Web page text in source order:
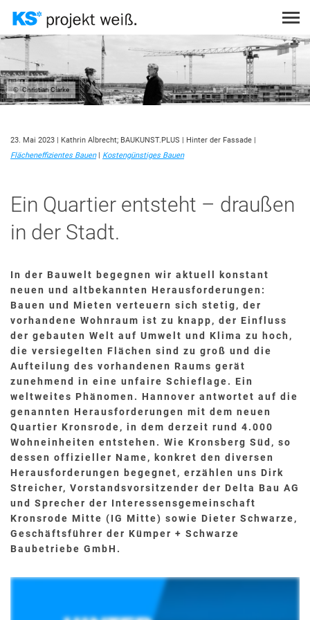
zum
Inhalt
THEMEN
Themen
STÄDTEBAULICHE GEGEBENHEITEN
STATIK
NUTZUNGSKONZEPTE
SCHALLSCHUTZ
BRANDSCHUTZ
KOSTENGÜNSTIGES BAUEN
DEMOGRAFISCHE GEGEBENHEITEN
FLÄCHENEFFIZIENTES BAUEN
RAUMKLIMA
SERIELLES BAUEN
NACHHALTIGES BAUEN
ENERGIEEFFIZIENTES BAUEN
BAUEN IM BESTAND
Ähnliche Artikel
PODCAST
Suche
SUCHEN
Christian Clarke
23. Mai 2023 | Kathrin Albrecht; BAUKUNST.PLUS | Hinter der Fassade |
Flächeneffizientes Bauen| Kostengünstiges Bauen
Ein Quartier entsteht – draußen
in der Stadt.
In der Bauwelt begegnen wir aktuell konstant
neuen und altbekannten Herausforderungen:
Bauen und Mieten verteuern sich stetig, der
vorhandene Wohnraum ist zu knapp, der Einfluss
der gebauten Welt auf Umwelt und Klima zu hoch,
die versiegelten Flächen sind zu groß und die
Aufteilung des vorhandenen Raums gerät
zunehmend in eine unfaire Schieflage. Ein
weltweites Phänomen. Hannover antwortet auf die
genannten Herausforderungen mit dem neuen
Quartier Kronsrode, in dem derzeit rund 4.000
Wohneinheiten entstehen. Wie Kronsberg Süd, so
dessen offizieller Name, konkret den diversen
Herausforderungen begegnet, erzählen uns Dirk
Streicher, Vorstandsvorsitzender der Delta Bau AG
und Sprecher der Interessensgemeinschaft
Kronsrode Mitte (IG Mitte) sowie Dieter Schwarze,
Geschäftsführer der Kümper + Schwarze
Baubetriebe GmbH.